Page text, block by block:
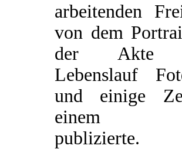
arbeitenden
von dem
der Akte
Lebenslauf
und einige
einem
publizierte.